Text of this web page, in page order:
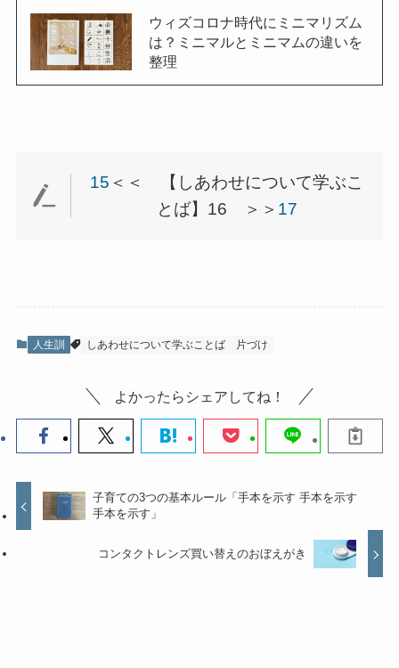
ウィズコロナ時代にミニマリズム
は？ミニマルとミニマムの違いを
整理
15 ＜＜ 【しあわせについて学ぶこ
とば】16 ＞＞ 17
人生訓 しあわせについて学ぶことば 片づけ
よかったらシェアしてね！
子育ての3つの基本ルール「手本を示す 手本を示す
手本を示す」
コンタクトレンズ買い替えのおぼえがき